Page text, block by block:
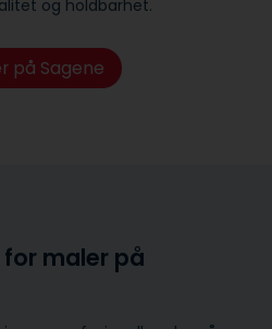
og holdbarhet.
på Sagene
maler på